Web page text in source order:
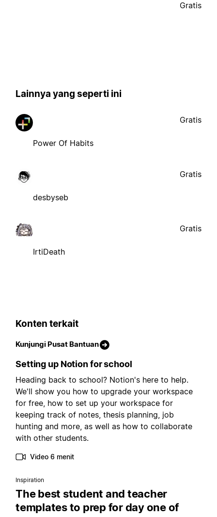
Gratis
Lainnya yang seperti ini
Power Of Habits
Gratis
desbyseb
Gratis
IrtiDeath
Gratis
Konten terkait
Kunjungi Pusat Bantuan
Setting up Notion for school
Heading back to school? Notion's here to help.
We'll show you how to upgrade your workspace
for free, how to set up your workspace for
keeping track of notes, thesis planning, job
hunting and more, as well as how to collaborate
with other students.
Video 6 menit
Inspiration
The best student and teacher
templates to prep for day one of